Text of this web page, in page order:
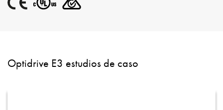
Optidrive E3 estudios de caso